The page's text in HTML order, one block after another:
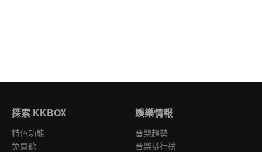
探索 KKBOX
特色功能
免費聽
娛樂情報
音樂趨勢
音樂排行榜